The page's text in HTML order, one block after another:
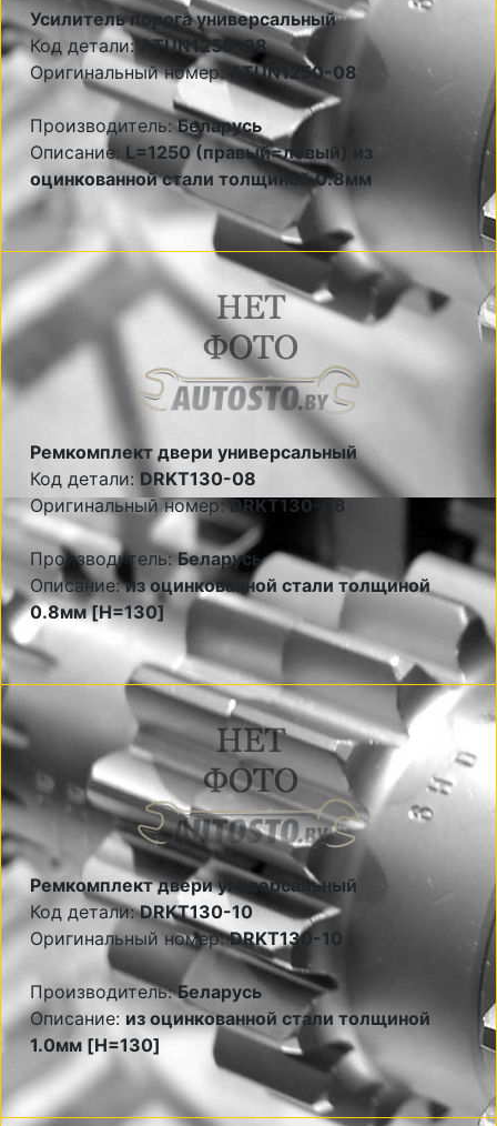
Усилитель порога универсальный
Код детали: ATUN1250-08
Оригинальный номер: ATUN1250-08
Производитель:Беларусь
Описание: L=1250 (правый=левый) из
оцинкованной стали толщиной 0.8мм
Ремкомплект двери универсальный
Код детали: DRKT130-08
Оригинальный номер:DRKT130-08
Производитель:Беларусь
Описание:из оцинкованной стали толщиной
0.8мм [H=130]
Ремкомплект двери универсальный
Код детали:DRKT130-10
Оригинальный номер:DRKT130-10
Производитель:Беларусь
Описание: из оцинкованной стали толщиной
1.0мм [H=130]